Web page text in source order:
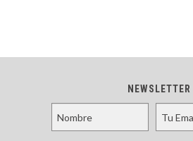
NEWSLETTER